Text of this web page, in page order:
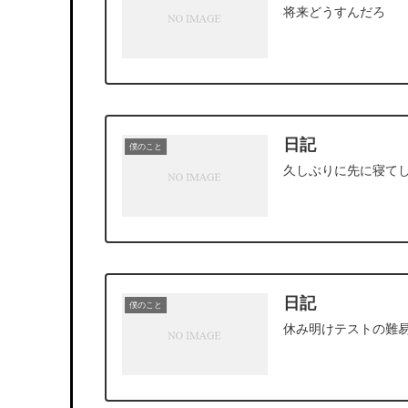
将来どうすんだろ
僕のこと 日記
久しぶりに先に寝て
僕のこと 日記
休み明けテストの難